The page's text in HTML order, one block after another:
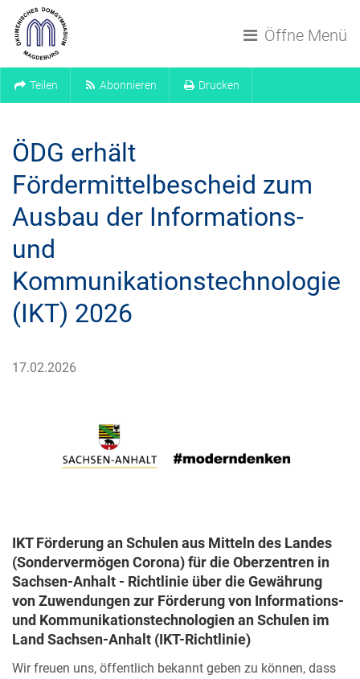
Öffne Menü
Teilen Abonnieren Drucken
ÖDG erhält
Fördermittelbescheid zum
Ausbau der Informations-
und
Kommunikationstechnologie
(IKT) 2026
17.02.2026
IKT Förderung an Schulen aus Mitteln des Landes
(Sondervermögen Corona) für die Oberzentren in
Sachsen-Anhalt - Richtlinie über die Gewährung
von Zuwendungen zur Förderung von Informations-
und Kommunikationstechnologien an Schulen im
Land Sachsen-Anhalt (IKT-Richtlinie)
Wir freuen uns, öffentlich bekannt geben zu können, dass